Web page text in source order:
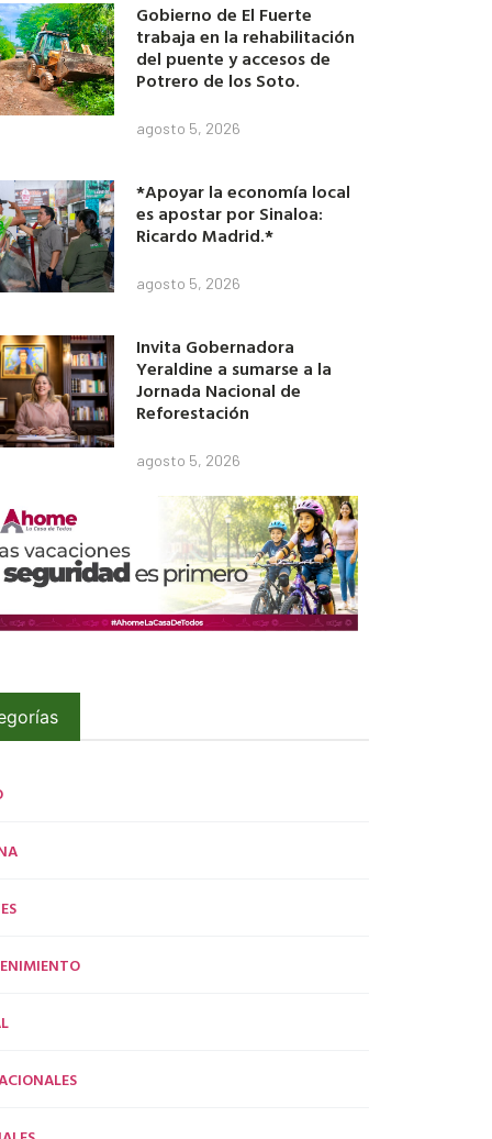
Gobierno de El Fuerte
trabaja en la rehabilitación
del puente y accesos de
Potrero de los Soto.
agosto 5, 2026
*Apoyar la economía local
es apostar por Sinaloa:
Ricardo Madrid.*
agosto 5, 2026
Invita Gobernadora
Yeraldine a sumarse a la
Jornada Nacional de
Reforestación
agosto 5, 2026